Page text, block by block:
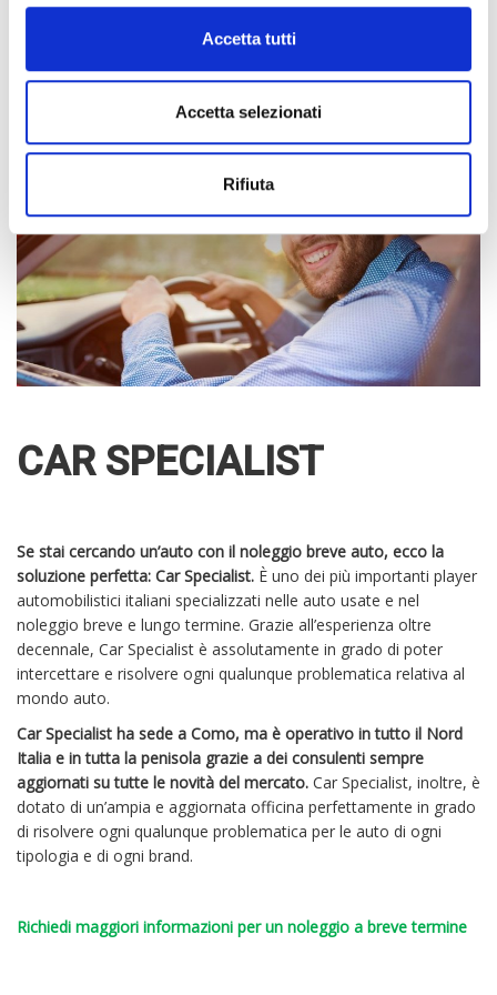
Accetta tutti
Accetta selezionati
Rifiuta
bella cittadina della costiera amalfitana
questo modo, il noleggio breve auto riesce a darci queste
piccole soddisfazioni nella mobilità personale.
CAR SPECIALIST
Se stai cercando un’auto con il noleggio breve auto, ecco la
soluzione perfetta: Car Specialist. È uno dei più importanti player
automobilistici italiani specializzati nelle auto usate e nel
noleggio breve e lungo termine. Grazie all’esperienza oltre
decennale, Car Specialist è assolutamente in grado di poter
intercettare e risolvere ogni qualunque problematica relativa al
mondo auto.
Car Specialist ha sede a Como, ma è operativo in tutto il Nord
Italia e in tutta la penisola grazie a dei consulenti sempre
aggiornati su tutte le novità del mercato. Car Specialist, inoltre, è
dotato di un’ampia e aggiornata officina perfettamente in grado
di risolvere ogni qualunque problematica per le auto di ogni
tipologia e di ogni brand.
Richiedi maggiori informazioni per un noleggio a breve termine